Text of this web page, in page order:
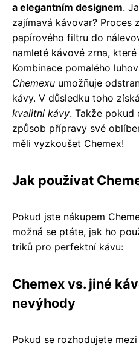
a elegantním designem.
zajímavá kávovar? Proces
papírového filtru do
namleté kávové zrna,
Kombinace pomalého
Chemexu umožňuje
kávy. V důsledku toho
kvalitní kávy. Takže
způsob přípravy své
měli vyzkoušet Chemex!
Jak používat
Pokud jste nákupem
možná se ptáte, jak ho
triků pro perfektní kávu:
Chemex vs. jiné
nevýhody
Pokud se rozhodujete